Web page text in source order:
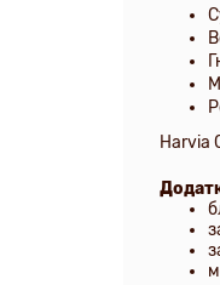
Harvia
з